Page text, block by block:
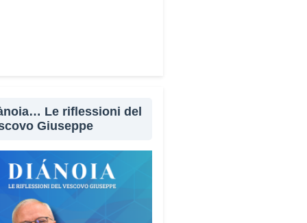
Le riflessioni del
Giuseppe